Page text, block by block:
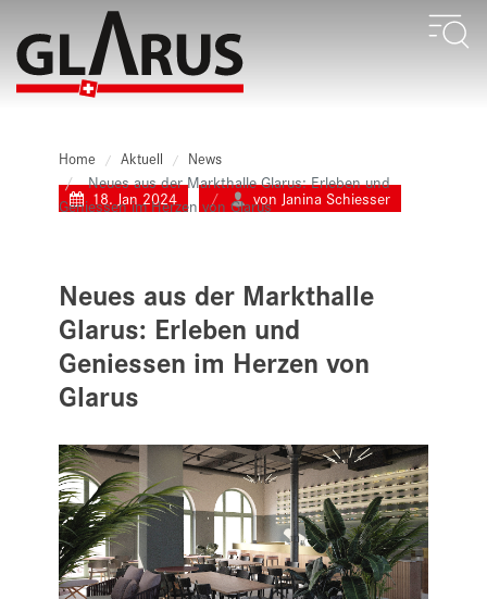
18. Jan 2024 von Janina Schiesser
Home Aktuell News
Neues aus der Markthalle Glarus: Erleben und
Geniessen im Herzen von Glarus
Neues aus der Markthalle
Glarus: Erleben und
Geniessen im Herzen von
Glarus